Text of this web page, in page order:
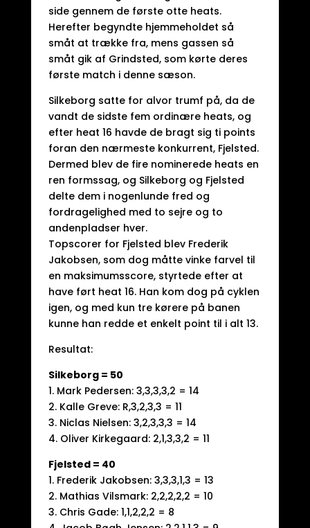
side gennem de første otte heats.
Herefter begyndte hjemmeholdet så
småt at trække fra, mens gassen så
småt gik af Grindsted, som kørte deres
første match i denne sæson.
Silkeborg satte for alvor trumf på, da de
vandt de sidste fem ordinære heats, og
efter heat 16 havde de bragt sig ti points
foran den nærmeste konkurrent, Fjelsted.
Dermed blev de fire nominerede heats en
ren formssag, og Silkeborg og Fjelsted
delte dem i nogenlunde fred og
fordragelighed med to sejre og to
andenpladser hver.
Topscorer for Fjelsted blev Frederik
Jakobsen, som dog måtte vinke farvel til
en maksimumsscore, styrtede efter at
have ført heat 16. Han kom dog på cyklen
igen, og med kun tre kørere på banen
kunne han redde et enkelt point til i alt 13.
Resultat:
Silkeborg = 50
1. Mark Pedersen: 3,3,3,3,2 = 14
2. Kalle Greve: R,3,2,3,3 = 11
3. Niclas Nielsen: 3,2,3,3,3 = 14
4. Oliver Kirkegaard: 2,1,3,3,2 = 11
Fjelsted = 40
1. Frederik Jakobsen: 3,3,3,1,3 = 13
2. Mathias Vilsmark: 2,2,2,2,2 = 10
3. Chris Gade: 1,1,2,2,2 = 8